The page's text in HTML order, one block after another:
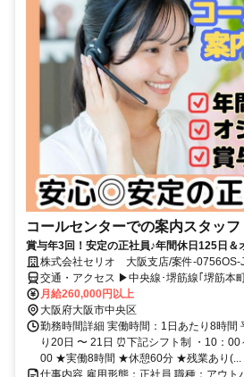
コールセンターでの案内スタッフ
賞与年3回！安定の正社員♪年間休日125日
株式会社セリオ 大阪支店/案件-0756OS-
交通・アクセス ▶中央線･堺筋線｢堺筋本
四丁目駅｣徒歩9分▶長堀鶴見緑地線｢松屋
額支給
月給260,000円以上
大阪府大阪市中央区
勤務時間詳細 実働時間：1日あたり8時間
り20日 〜 21日 ⏰下記シフト制 ・10：
00 ★実働8時間 ★休憩60分 ★残業あり(...
仕事内容 雇用形態：正社員 職種：アウト